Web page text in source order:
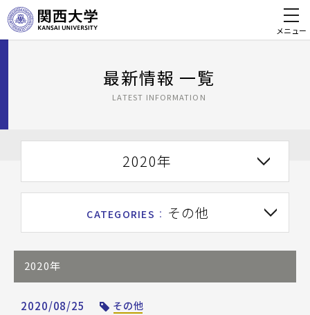
メニュー
最新情報 一覧
LATEST INFORMATION
2020年
CATEGORIES ： その他
2020年
2020/08/25 その他